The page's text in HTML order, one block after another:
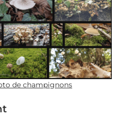
de champignons